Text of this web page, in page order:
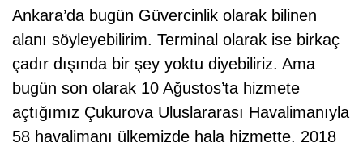
Ankara’da bugün Güvercinlik olarak bilinen
alanı söyleyebilirim. Terminal olarak ise birkaç
çadır dışında bir şey yoktu diyebiliriz. Ama
bugün son olarak 10 Ağustos’ta hizmete
açtığımız Çukurova Uluslararası Havalimanıyla
58 havalimanı ülkemizde hala hizmette. 2018